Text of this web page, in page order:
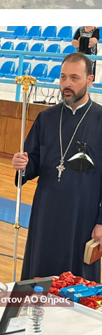
στον ΑΟ Θήρας